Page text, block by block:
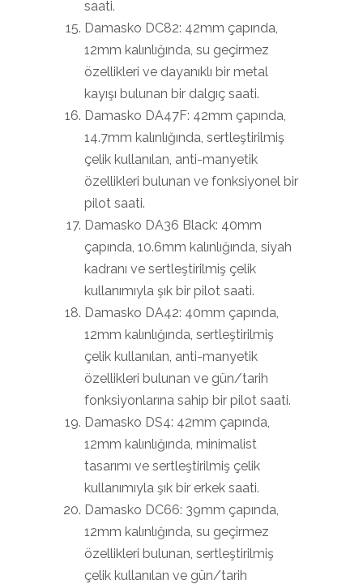
saati.
Damasko DC82: 42mm çapında,
12mm kalınlığında, su geçirmez
özellikleri ve dayanıklı bir metal
kayışı bulunan bir dalgıç saati.
Damasko DA47F: 42mm çapında,
14.7mm kalınlığında, sertleştirilmiş
çelik kullanılan, anti-manyetik
özellikleri bulunan ve fonksiyonel bir
pilot saati.
Damasko DA36 Black: 40mm
çapında, 10.6mm kalınlığında, siyah
kadranı ve sertleştirilmiş çelik
kullanımıyla şık bir pilot saati.
Damasko DA42: 40mm çapında,
12mm kalınlığında, sertleştirilmiş
çelik kullanılan, anti-manyetik
özellikleri bulunan ve gün/tarih
fonksiyonlarına sahip bir pilot saati.
Damasko DS4: 42mm çapında,
12mm kalınlığında, minimalist
tasarımı ve sertleştirilmiş çelik
kullanımıyla şık bir erkek saati.
Damasko DC66: 39mm çapında,
12mm kalınlığında, su geçirmez
özellikleri bulunan, sertleştirilmiş
çelik kullanılan ve gün/tarih